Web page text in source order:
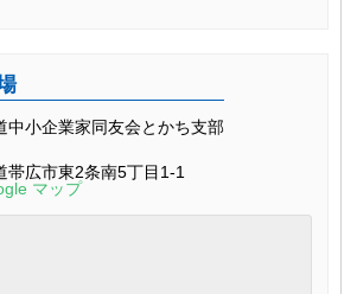
中小企業家同友会とかち支部
帯広市東2条南5丁目1-1
マップ